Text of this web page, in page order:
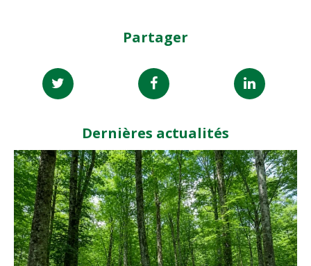
Partager
Dernières actualités